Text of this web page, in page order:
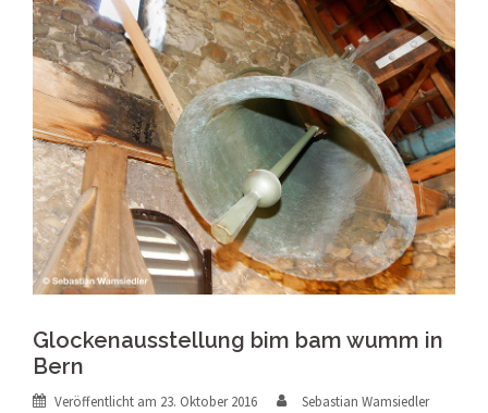
Glockenausstellung bim bam wumm in
Bern
Veröffentlicht am 23. Oktober 2016
Sebastian Wamsiedler